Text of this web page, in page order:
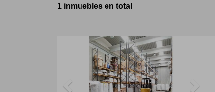
1 inmuebles en total
Previous